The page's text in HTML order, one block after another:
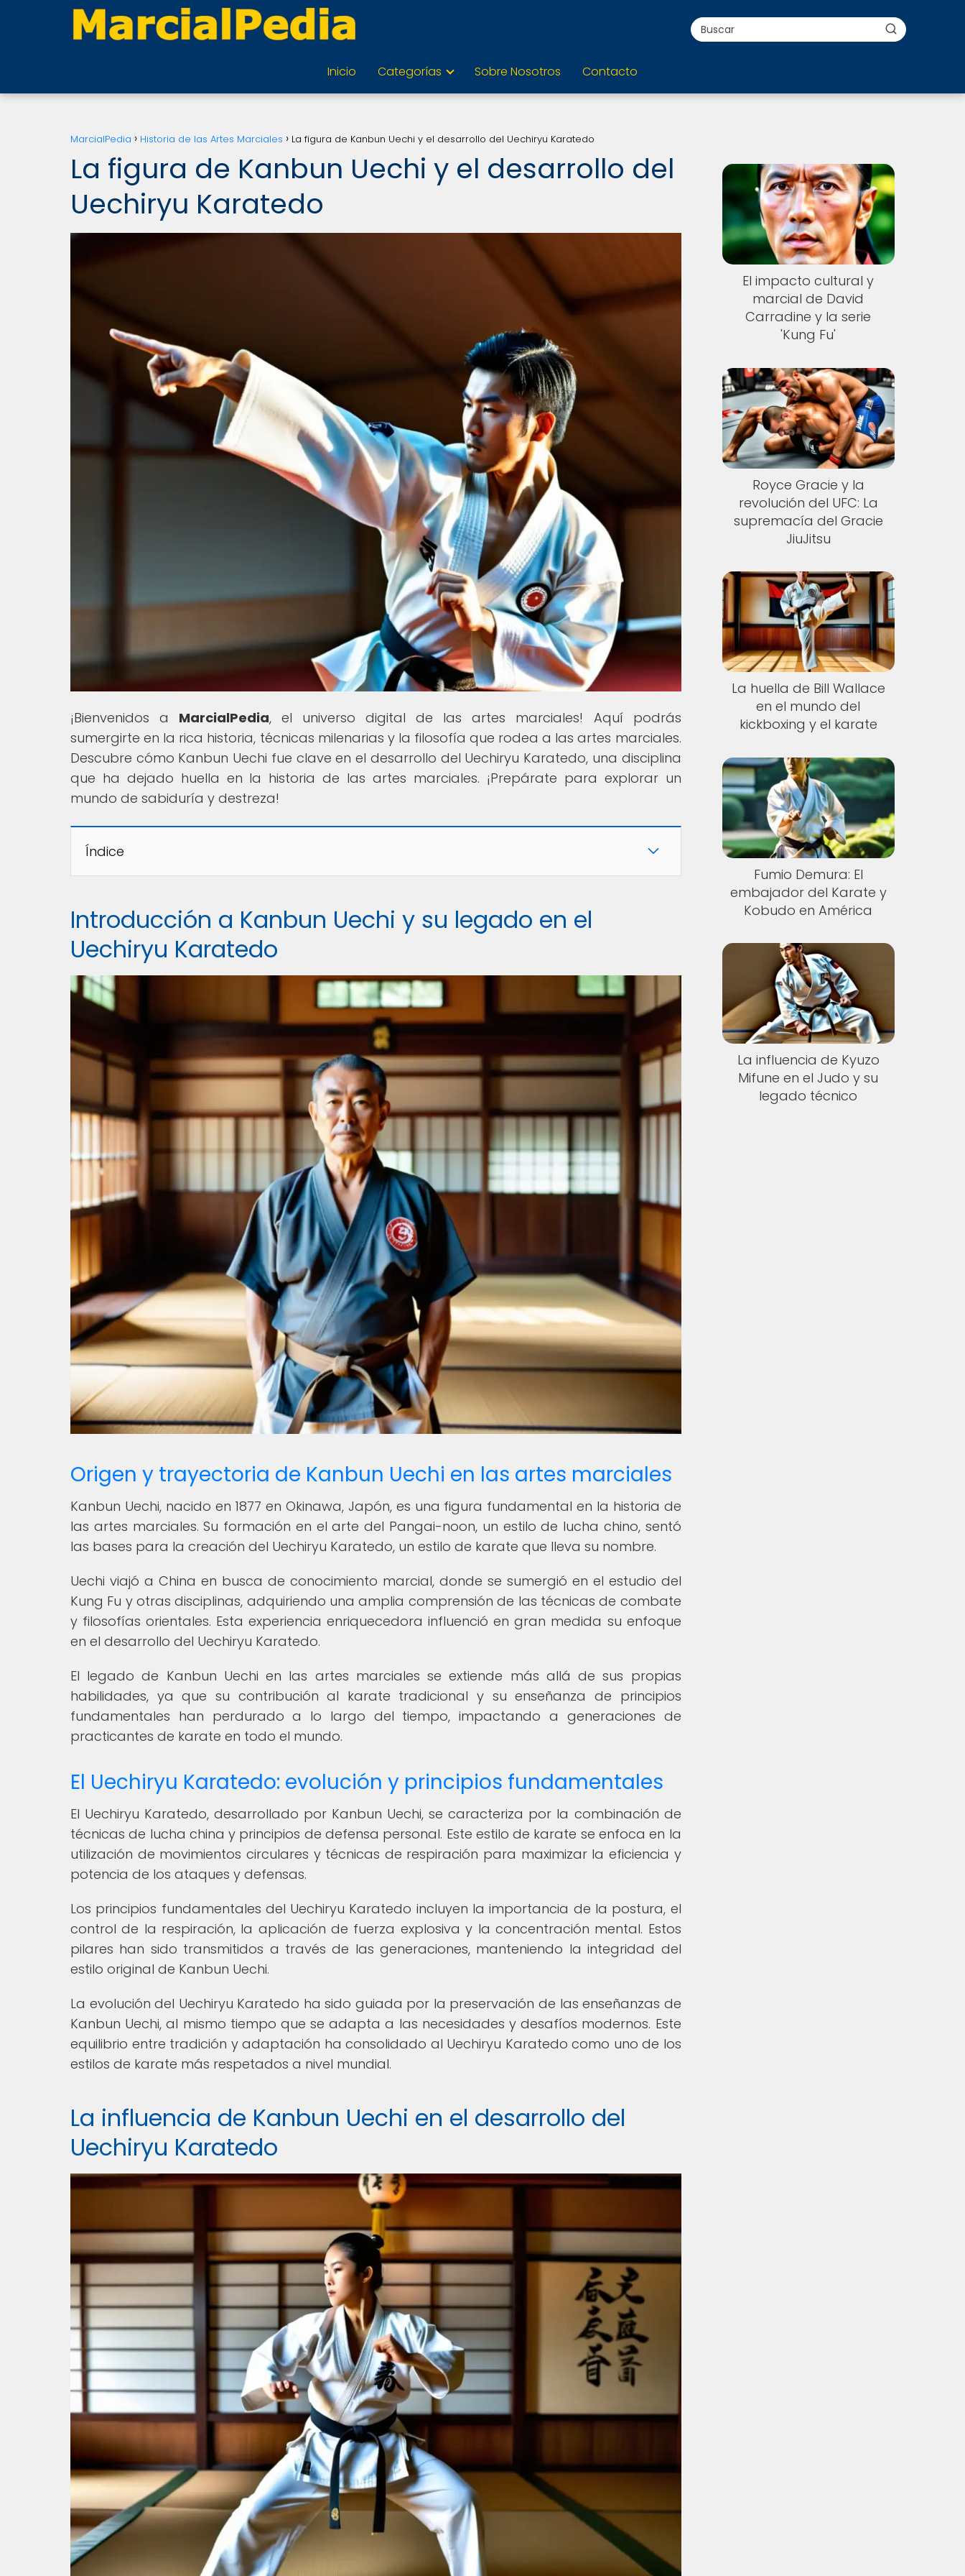
Inicio Categorías Sobre Nosotros Contacto
MarcialPedia Historia de las Artes Marciales La figura de Kanbun Uechi y el desarrollo del Uechiryu Karatedo
La figura de Kanbun Uechi y el desarrollo del
Uechiryu Karatedo
¡Bienvenidos a MarcialPedia, el universo digital de las artes marciales! Aquí podrás
sumergirte en la rica historia, técnicas milenarias y la filosofía que rodea a las artes marciales.
Descubre cómo Kanbun Uechi fue clave en el desarrollo del Uechiryu Karatedo, una disciplina
que ha dejado huella en la historia de las artes marciales. ¡Prepárate para explorar un
mundo de sabiduría y destreza!
Índice
Introducción a Kanbun Uechi y su legado en el
Uechiryu Karatedo
Origen y trayectoria de Kanbun Uechi en las artes marciales
Kanbun Uechi, nacido en 1877 en Okinawa, Japón, es una figura fundamental en la historia de
las artes marciales. Su formación en el arte del Pangai-noon, un estilo de lucha chino, sentó
las bases para la creación del Uechiryu Karatedo, un estilo de karate que lleva su nombre.
Uechi viajó a China en busca de conocimiento marcial, donde se sumergió en el estudio del
Kung Fu y otras disciplinas, adquiriendo una amplia comprensión de las técnicas de combate
y filosofías orientales. Esta experiencia enriquecedora influenció en gran medida su enfoque
en el desarrollo del Uechiryu Karatedo.
El legado de Kanbun Uechi en las artes marciales se extiende más allá de sus propias
habilidades, ya que su contribución al karate tradicional y su enseñanza de principios
fundamentales han perdurado a lo largo del tiempo, impactando a generaciones de
practicantes de karate en todo el mundo.
El Uechiryu Karatedo: evolución y principios fundamentales
El Uechiryu Karatedo, desarrollado por Kanbun Uechi, se caracteriza por la combinación de
técnicas de lucha china y principios de defensa personal. Este estilo de karate se enfoca en la
utilización de movimientos circulares y técnicas de respiración para maximizar la eficiencia y
potencia de los ataques y defensas.
Los principios fundamentales del Uechiryu Karatedo incluyen la importancia de la postura, el
control de la respiración, la aplicación de fuerza explosiva y la concentración mental. Estos
pilares han sido transmitidos a través de las generaciones, manteniendo la integridad del
estilo original de Kanbun Uechi.
La evolución del Uechiryu Karatedo ha sido guiada por la preservación de las enseñanzas de
Kanbun Uechi, al mismo tiempo que se adapta a las necesidades y desafíos modernos. Este
equilibrio entre tradición y adaptación ha consolidado al Uechiryu Karatedo como uno de los
estilos de karate más respetados a nivel mundial.
La influencia de Kanbun Uechi en el desarrollo del
Uechiryu Karatedo
El impacto cultural y
marcial de David
Carradine y la serie
'Kung Fu'
Royce Gracie y la
revolución del UFC: La
supremacía del Gracie
JiuJitsu
La huella de Bill Wallace
en el mundo del
kickboxing y el karate
Fumio Demura: El
embajador del Karate y
Kobudo en América
La influencia de Kyuzo
Mifune en el Judo y su
legado técnico